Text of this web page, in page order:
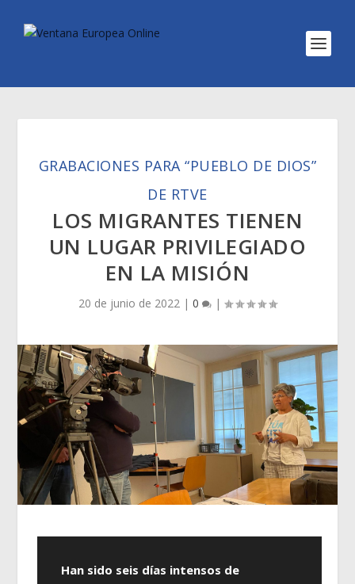
GRABACIONES PARA “PUEBLO DE DIOS”
DE RTVE
LOS MIGRANTES TIENEN
UN LUGAR PRIVILEGIADO
EN LA MISIÓN
20 de junio de 2022 | 0 |
Han sido seis días intensos de